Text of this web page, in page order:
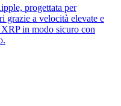
progettata per
grazie a velocità elevate e
in modo sicuro con